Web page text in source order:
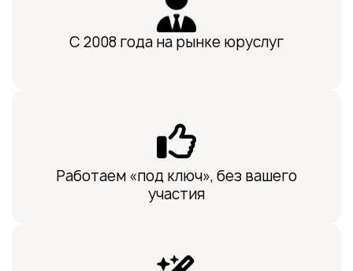
С 2008 года на рынке юруслуг
Работаем «под ключ», без вашего
участия